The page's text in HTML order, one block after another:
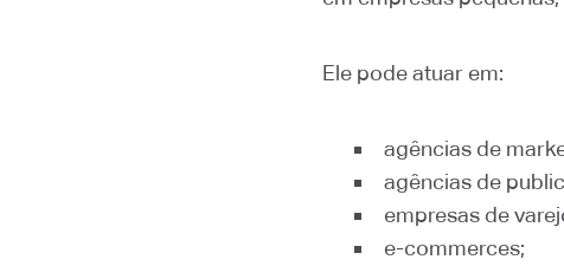
Ele pode atuar em:
agências de
agências de
empresas de
e-commerces;